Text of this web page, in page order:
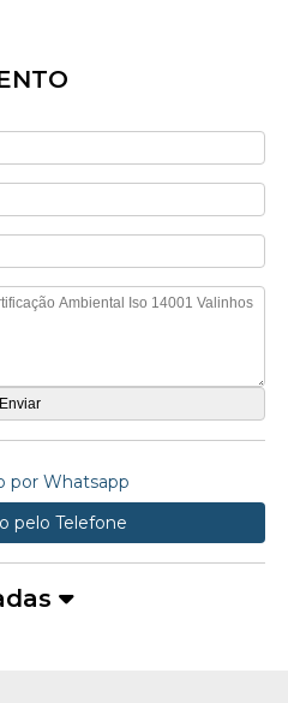
por Whatsapp
pelo Telefone